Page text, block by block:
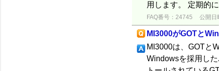
用します。 定期的
FAQ番号：24745 公開日
MI3000がGOTと
MI3000は、GOTと
Windowsを採用し